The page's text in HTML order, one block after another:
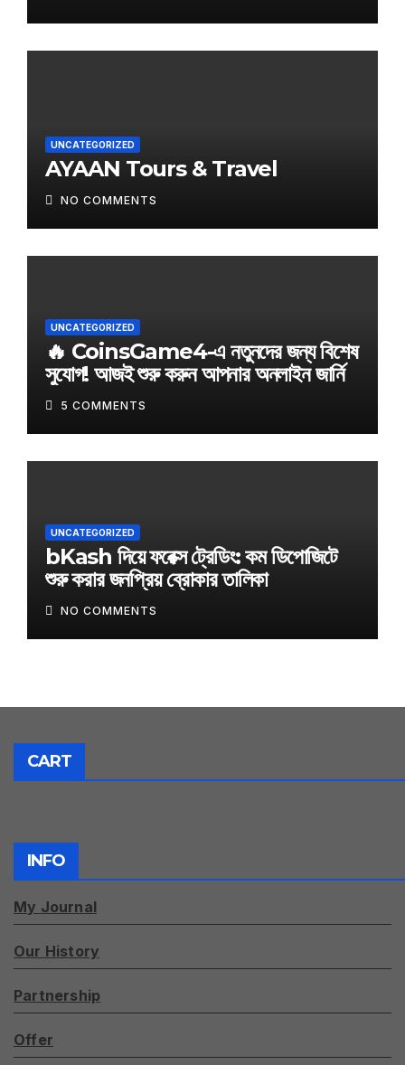
UNCATEGORIZED
AYAAN Tours & Travel
NO COMMENTS
UNCATEGORIZED
🔥 CoinsGame4-এ নতুনদের জন্য বিশেষ
সুযোগ! আজই শুরু করুন আপনার অনলাইন জার্নি
5 COMMENTS
UNCATEGORIZED
bKash দিয়ে ফরেক্স ট্রেডিং: কম ডিপোজিটে
শুরু করার জনপ্রিয় ব্রোকার তালিকা
NO COMMENTS
CART
INFO
My Journal
Our History
Partnership
Offer